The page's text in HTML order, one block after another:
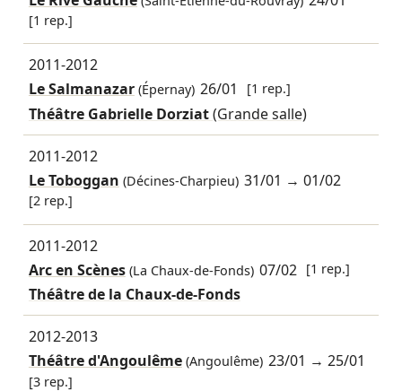
[1 rep.]
2011-2012
Le Salmanazar(Épernay) 26/01 [1 rep.]
Théâtre Gabrielle Dorziat(Grande salle)
2011-2012
Le Toboggan (Décines-Charpieu) 31/01 →01/02
[2 rep.]
2011-2012
Arc en Scènes(La Chaux-de-Fonds) 07/02 [1 rep.]
Théâtre de la Chaux-de-Fonds
2012-2013
Théâtre d'Angoulême(Angoulême) 23/01 →25/01
[3 rep.]